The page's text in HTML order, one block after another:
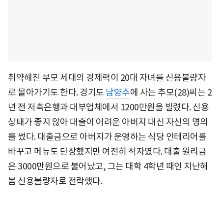
취약해진 부모 세대의 경제력이 20대 자녀를 신용불량자
로 몰아가기도 한다. 경기도 남양주에 사는 추모(28)씨는 2
년 전 저축은행과 대부업체에서 1200만원을 빌렸다. 신용
상태가 좋지 않아 대출이 어려운 아버지 대신 자신의 명의
를 썼다. 대출금으로 아버지가 운영하는 식당 인테리어를
바꾸고 메뉴도 단장했지만 여전히 적자였다. 대출 원리금
은 3000만원으로 불어났고, 그는 대학 4학년 때인 지난해
봄 신용불량자로 전락했다.